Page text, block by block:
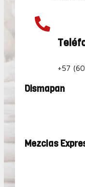

+57
Dismapan
Mezclas